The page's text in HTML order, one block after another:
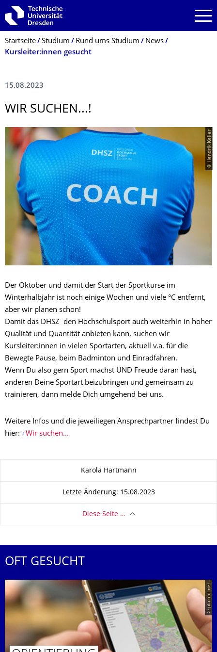
Zur Hauptnavigation springen
Zur Suche springen
Zum Inhalt springen
Breadcrumb-Menü
Startseite Studium Rund ums Studium
News
Kursleiter:innen gesucht
15.08.2023
WIR SUCHEN...!
© Hendrik Keller
Der Oktober und damit der Start der Sportkurse im
Winterhalbjahr ist noch einige Wochen und viele °C entfernt,
aber wir planen schon!
Damit das DHSZ den Hochschulsport auch weiterhin in hoher
Qualität und Quantität anbieten kann, suchen wir
Kursleiter:innen in vielen Sportarten, aktuell v.a. für die
Bewegte Pause, beim Badminton und Einradfahren.
Wenn Du also gern Sport machst UND Freude daran hast,
anderen Deine Sportart beizubringen und gemeinsam zu
trainieren, dann melde Dich umgehend bei uns.
Weitere Infos und die jeweiliegen Ansprechpartner findest Du
hier:
Wir suchen...
Karola Hartmann
Letzte Änderung: 15.08.2023
Diese Seite …
OFT GESUCHT
© placeit.net